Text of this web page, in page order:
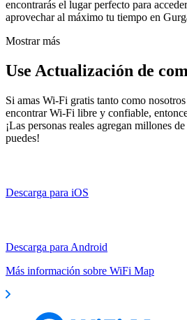
encontrarás el lugar perfecto para
aprovechar al máximo tu tiempo en
Mostrar más
Use Actualización de
Si amas Wi-Fi gratis tanto como
encontrar Wi-Fi libre y confiable,
¡Las personas reales agregan millones
puedes!
Descarga para iOS
Descarga para Android
Más información sobre WiFi Map